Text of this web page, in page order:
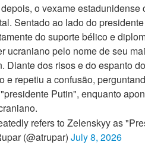
o vexame
Sentado ao lado do
do suporte bélico e
ucraniano pelo nome de seu
Diante dos risos e do espanto
e repetiu a confusão,
Putin", enquanto
refers to Zelenskyy as
(@atrupar) July 8, 2026